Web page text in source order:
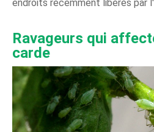
endroits récemment libérés par
Ravageurs qui
carde